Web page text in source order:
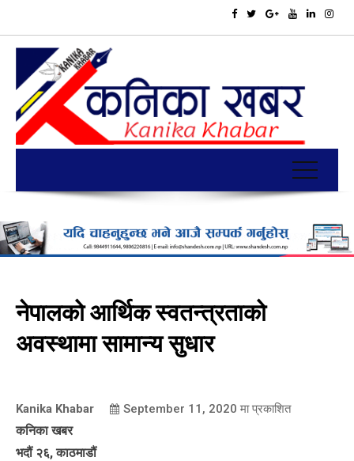
नेपालको आर्थिक स्वतन्त्रताको
अवस्थामा सामान्य सुधार
Kanika Khabar September 11, 2020 मा प्रकाशित
कनिका खबर
भदौं २६, काठमाडौं